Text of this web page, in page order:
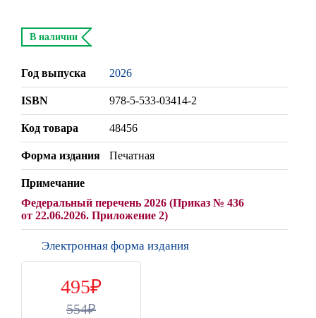
В наличии
Год выпуска 2026
ISBN 978-5-533-03414-2
Код товара 48456
Форма издания Печатная
Примечание
Федеральный перечень 2026 (Приказ № 436
от 22.06.2026. Приложение 2)
Электронная форма издания
495
554